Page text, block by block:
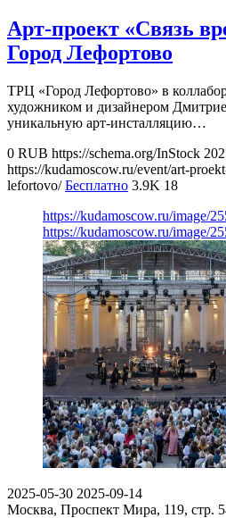
Арт-проект «Связь
Город Лефортово
ТРЦ «Город Лефортово» в
художником и дизайнером
уникальную арт-инсталляцию…
0 RUB https://schema.org/InStock
https://kudamoscow.ru/event/art-
lefortovo/ Бесплатно 3.9K 18
https://kudamoscow.ru/image/
https://kudamoscow.ru/image/
2025-05-30 2025-09-14
Москва, Проспект Мира, 119, стр.